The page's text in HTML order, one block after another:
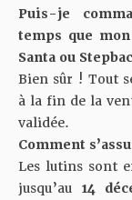
Puis-je
temps que
Santa ou
Bien sûr ! Tout
à la fin de la
validée.
Comment
Les lutins sont
jusqu’au 14